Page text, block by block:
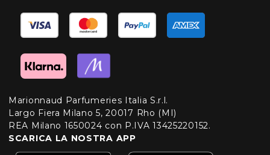
Marionnaud Parfumeries Italia S.r.l.
Largo Fiera Milano 5, 20017 Rho (MI)
REA Milano 1650024 con P.IVA 13425220152.
SCARICA LA NOSTRA APP